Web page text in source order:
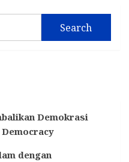
Search
Demokrasi
dengan